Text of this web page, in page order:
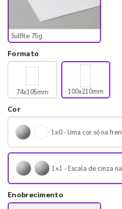
Sulfite 75g
Formato
74x105mm 100x210mm
Cor
1×0 - Uma cor só na
1×1 - Escala de cinza
Enobrecimento